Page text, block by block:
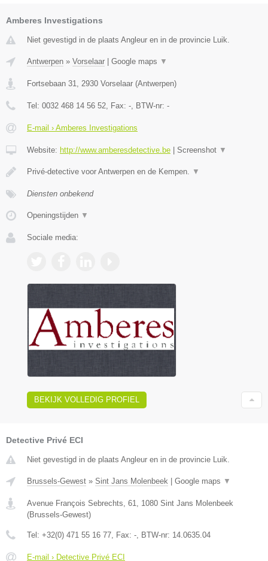
Amberes Investigations
Niet gevestigd in de plaats Angleur en in de provincie Luik.
Antwerpen » Vorselaar Google maps ▼
Fortsebaan 31 2930 Vorselaar (Antwerpen)
Tel: 0032 468 14 56 52 , Fax: - , BTW-nr: -
E-mail › Amberes Investigations
Website: http://www.amberesdetective.be Screenshot ▼
Privé-detective voor Antwerpen en de Kempen. ▼
Diensten onbekend
Openingstijden ▼
Sociale media:
BEKIJK VOLLEDIG PROFIEL
Detective Privé ECI
Niet gevestigd in de plaats Angleur en in de provincie Luik.
Brussels-Gewest » Sint Jans Molenbeek | Google maps ▼
Avenue François Sebrechts, 61 1080 Sint Jans Molenbeek
(Brussels-Gewest)
Tel: +32(0) 471 55 16 77 , Fax: - , BTW-nr: 14.0635.04
E-mail › Detective Privé ECI